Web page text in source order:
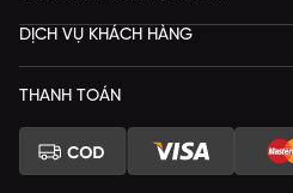
DỊCH VỤ KHÁCH HÀNG
THANH TOÁN